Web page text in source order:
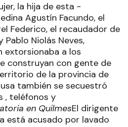
la hija de esta -
Agustín Facundo, el
Federico, el recaudador de
Pablo Niolás Neves,
extorsionaba a los
construyan con gente de
de la provincia de
también se secuestró
, teléfonos y
en QuilmesEl dirigente
está acusado por lavado